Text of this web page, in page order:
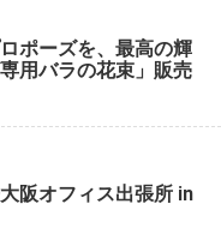
ポーズを、最高の輝
用バラの花束」販売
阪オフィス出張所 in